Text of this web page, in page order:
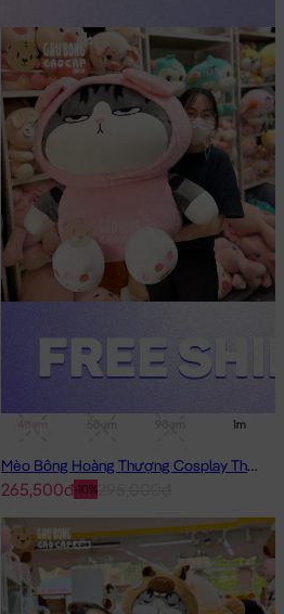
1m
Mèo Bông Hoàng Thượng Cosplay Thỏ Hồng
-10%
265,500đ